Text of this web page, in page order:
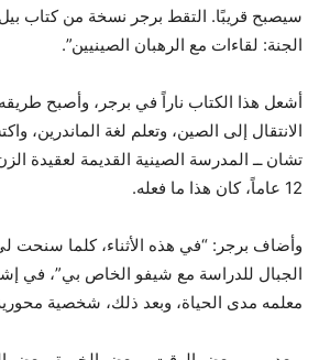
سيصبح قريبًا. التقط برجر نسخة من كتاب
الجنة: لقاءات مع الرهبان الصينيين”.
أشعل هذا الكتاب ناراً في برجر، وأصبح
الانتقال إلى الصين، وتعلم لغة الماندرين،
تشان ــ المدرسة الصينية القديمة لعقيدة
12 عاماً، كان هذا ما فعله.
وأضاف برجر: “في هذه الأثناء، كلما سنحت
الجبال للدراسة مع شيفو الخاص بي”، في
معلمه مدى الحياة، وبعد ذلك، شخصية